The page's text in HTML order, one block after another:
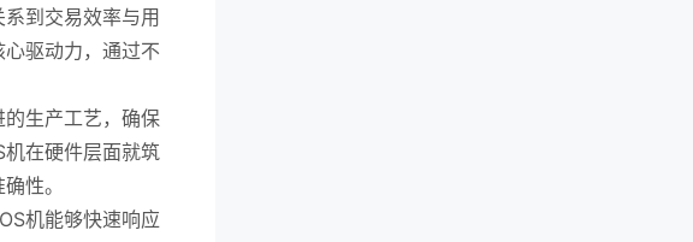
到交易效率与用
驱动力，通过不
生产工艺，确保
在硬件层面就筑
性。
机能够快速响应